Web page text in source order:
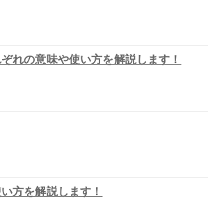
れの意味や使い方を解説します！
方を解説します！